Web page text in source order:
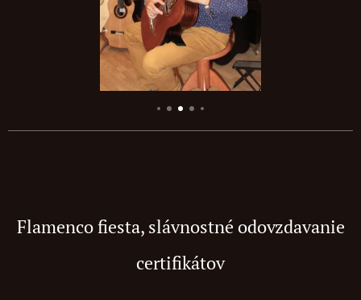
Flamenco fiesta, slávnostné odovzdavanie
certifikátov